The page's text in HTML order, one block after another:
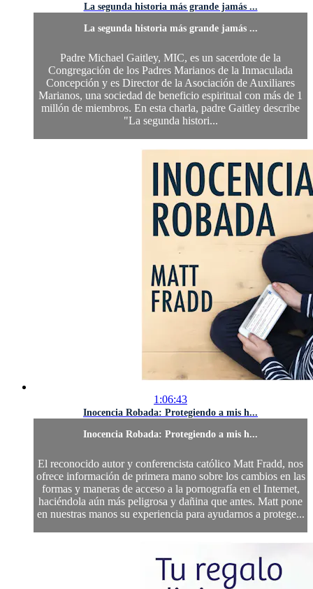
La segunda historia más grande jamás ...
La segunda historia más grande jamás ...
Padre Michael Gaitley, MIC, es un sacerdote de la
Congregación de los Padres Marianos de la Inmaculada
Concepción y es Director de la Asociación de Auxiliares
Marianos, una sociedad de beneficio espiritual con más de 1
millón de miembros. En esta charla, padre Gaitley describe
"La segunda histori...
1:06:43
Inocencia Robada: Protegiendo a mis h...
Inocencia Robada: Protegiendo a mis h...
El reconocido autor y conferencista católico Matt Fradd, nos
ofrece información de primera mano sobre los cambios en las
formas y maneras de acceso a la pornografía en el Internet,
haciéndola aún más peligrosa y dañina que antes. Matt pone
en nuestras manos su experiencia para ayudarnos a protege...